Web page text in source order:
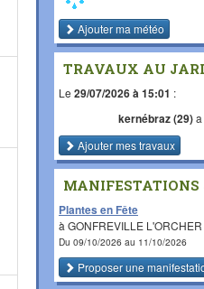
Ajouter ma météo
TRAVAUX AU
Le 29/07/2026 à 15:01 :
kernébraz (29)
Ajouter mes travaux
MANIFESTATIONS
Plantes en Fête
à GONFREVILLE L'ORCHER
Du 09/10/2026 au 11/10/2026
Proposer une